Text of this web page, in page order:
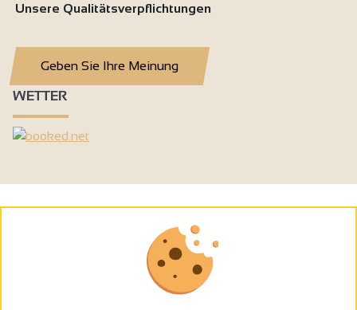
Unsere Qualitätsverpflichtungen
Geben Sie Ihre Meinung
WETTER